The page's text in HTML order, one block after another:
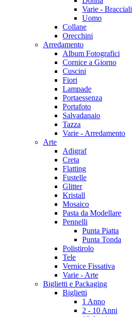
Varie - Bracciali
Uomo
Collane
Orecchini
Arredamento
Album Fotografici
Cornice a Giorno
Cuscini
Fiori
Lampade
Portaessenza
Portafoto
Salvadanaio
Tazza
Varie - Arredamento
Arte
Adigraf
Creta
Flatting
Fustelle
Glitter
Kristall
Mosaico
Pasta da Modellare
Pennelli
Punta Piatta
Punta Tonda
Polistirolo
Tele
Vernice Fissativa
Varie - Arte
Biglietti e Packaging
Biglietti
1 Anno
2 - 10 Anni